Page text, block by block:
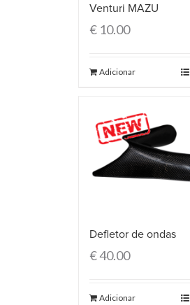
Venturi MAZU
€10.00
Adicionar
Defletor de ondas
€40.00
Adicionar